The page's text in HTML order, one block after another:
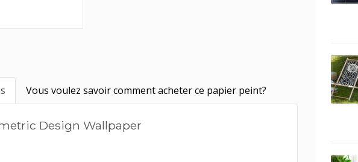
Vous voulez savoir comment acheter ce papier peint?
Design Wallpaper